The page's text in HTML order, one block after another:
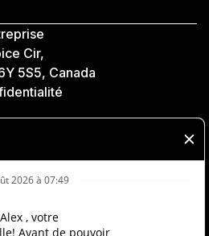
Cir,
5S5, Canada